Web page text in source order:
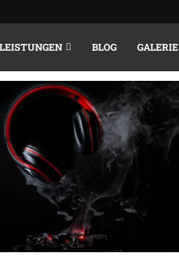
LEISTUNGEN BLOG GALERIE
2024